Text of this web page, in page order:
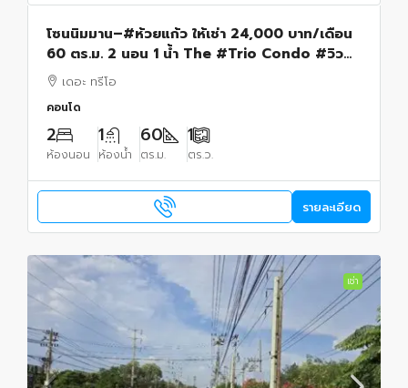
โซนนิมมาน–#ห้วยแก้ว ให้เช่า 24,000 บาท/เดือน
60 ตร.ม. 2 นอน 1 น้ำ The #Trio Condo #วิว
เมืองและวิวดอย บรรยากาศดี พร้อมเข้าอยู่
เดอะ ทรีโอ
คอนโด
2
ห้องนอน
1
ห้องน้ำ
60
ตร.ม.
1
ตร.ว.
รายละเอียด
เช่า